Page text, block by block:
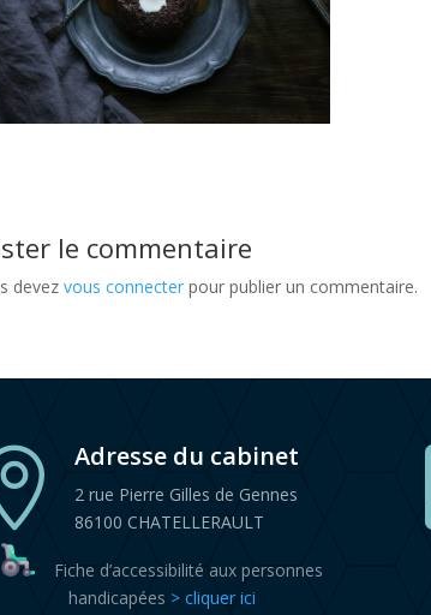
le commentaire
devezvous connecter pour publier un commentaire.
Adresse du cabinet
2 rue Pierre Gilles de Gennes
86100 CHATELLERAULT
Fiche d’accessibilité aux personnes
handicapées > cliquer ici